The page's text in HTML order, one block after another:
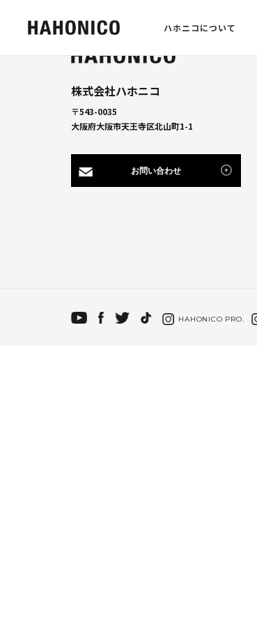
ハホニコについて
株式会社ハホニコ
〒543-0035
大阪府大阪市天王寺区北山町1-1
お問い合わせ
HAHONICO PRO.